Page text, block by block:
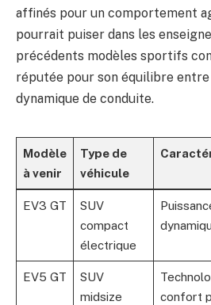
affinés pour un comportement
pourrait puiser dans les
précédents modèles sportifs
réputée pour son équilibre
dynamique de conduite.
Modèle
à venir
Type de
véhicule
EV3 GT
SUV
compact
électrique
EV5 GT
SUV
midsize
confort